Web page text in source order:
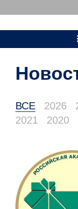
ВСЕ 2026
2021
2020